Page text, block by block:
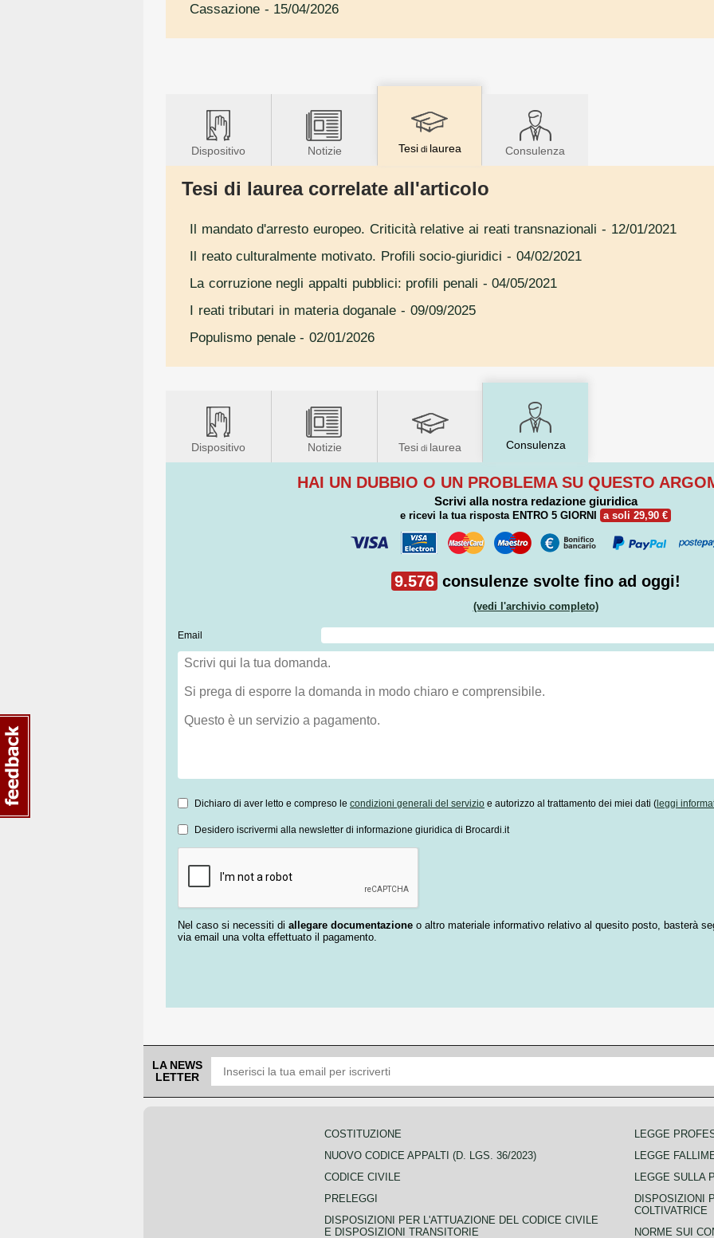
Cassazione - 15/04/2026
Dispositivo Notizie Tesidi laurea Consulenza
Tesi di laurea correlate all'articolo
Il mandato d'arresto europeo. Criticità relative ai reati transnazionali - 12/01/2021
Il reato culturalmente motivato. Profili socio-giuridici - 04/02/2021
La corruzione negli appalti pubblici: profili penali - 04/05/2021
I reati tributari in materia doganale - 09/09/2025
Populismo penale- 02/01/2026
Dispositivo Notizie Tesi di laurea Consulenza
HAI UN DUBBIO O UN PROBLEMA SU QUESTO
Scrivi alla nostra redazione giuridica
e ricevi la tua risposta ENTRO 5 GIORNI a soli 29,90 €
9.576 consulenze svolte fino ad oggi!
(vedi l'archivio completo)
Email
Dichiaro di aver letto e compreso le condizioni generali del servizio e autorizzo al trattamento dei miei dati ( leggi
Desidero iscrivermi alla newsletter di informazione giuridica di Brocardi.it
Nel caso si necessiti di allegare documentazione o altro materiale informativo relativo al quesito posto, basterà
via email una volta effettuato il pagamento.
LA NEWS
LETTER
COSTITUZIONE
NUOVO CODICE APPALTI (D. LGS. 36/2023)
CODICE CIVILE
PRELEGGI
DISPOSIZIONI PER L'ATTUAZIONE DEL CODICE CIVILE
E DISPOSIZIONI TRANSITORIE
LEGGE
LEGGE
LEGGE SULLA
DISPOSIZIONI
COLTIVATRICE
NORME SUI